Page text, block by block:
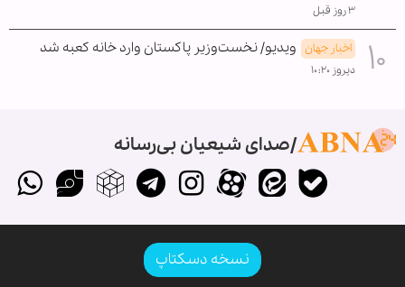
۳ روز قبل
اخبار جهان ویدیو/ نخست‌وزیر پاکستان وارد خانه کعبه شد
دیروز ۱۰:۲۰
صدای شیعیان بی‌رسانه
نسخه دسکتاپ